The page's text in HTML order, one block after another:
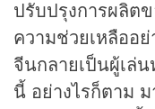
ปรับปรุงการผลิต
ความช่วยเหลืออย่
จีนกลายเป็นผู้เล่
นี้ อย่างไรก็ตาม